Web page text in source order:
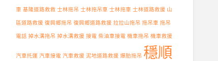
車 基隆道路救救 士林拖吊 士林拖吊車 士林拖車 士林道路救援 山
區道路救援 復興鄉拖吊 復興鄉道路救援 拉拉山拖吊 拖吊車 拖吊
電話 掉水溝拖吊 掉水溝救援 接電 柴油車接電 機車拖吊 機車救援
汽車托運 汽車接電 汽車救援 泥地道路救援 爆胎拖吊 穩順